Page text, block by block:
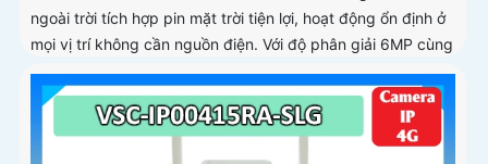
ngoài trời tích hợp pin mặt trời tiện lợi, hoạt động ổn định ở
mọi vị trí không cần nguồn điện. Với độ phân giải 6MP cùng
chuẩn nén H